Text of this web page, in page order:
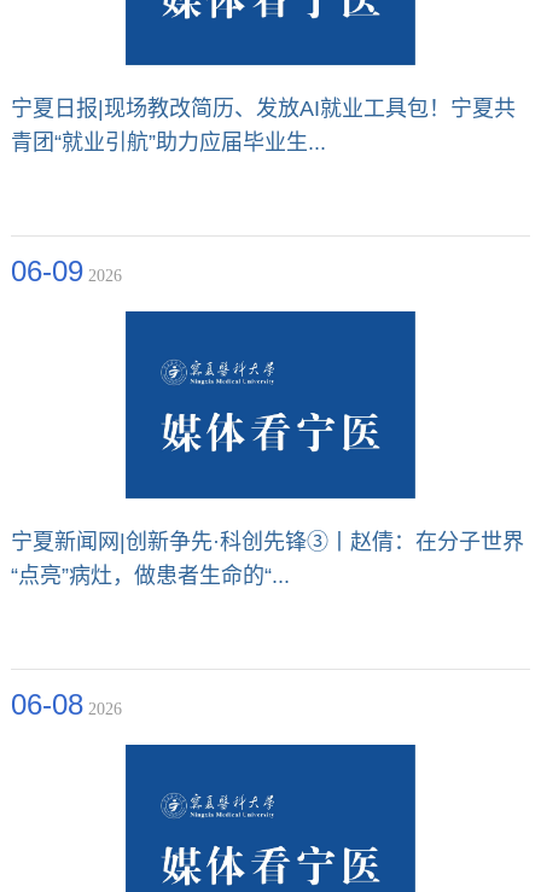
宁夏日报|现场教改简历、发放AI就业工具包！宁夏共
青团“就业引航”助力应届毕业生...
06-09 2026
宁夏新闻网|创新争先·科创先锋③丨赵倩：在分子世界
“点亮”病灶，做患者生命的“...
06-08 2026